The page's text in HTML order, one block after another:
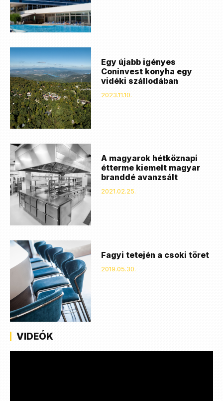
Egy újabb igényes
Coninvest konyha egy
vidéki szállodában
2023.11.10.
A magyarok hétköznapi
étterme kiemelt magyar
branddé avanzsált
2021.02.25.
Fagyi tetején a csoki töret
2019.05.30.
VIDEÓK